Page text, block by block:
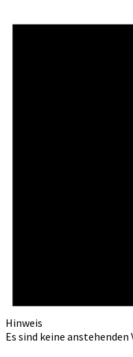
Hinweis
Es sind keine